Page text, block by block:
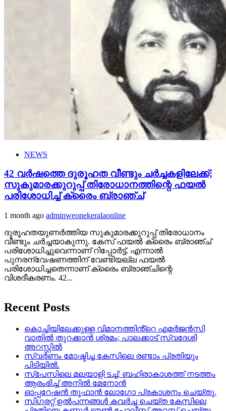
NEWS
42 വര്‍ഷത്തെ ദുരൂഹത വീണ്ടും ചര്‍ച്ചകളിലേക്ക്;
സുകുമാരക്കുറുപ്പ് തിരോധാനത്തിന്റെ ഫയല്‍
പരിശോധിച്ച് ക്രൈം ബ്രാഞ്ച്
1 month ago adminweonekeralaonline
ദുരൂഹതയുണര്‍ത്തിയ സുകുമാരക്കുറുപ്പ് തിരോധാനം
വീണ്ടും ചര്‍ച്ചയാകുന്നു. കേസ് ഫയല്‍ ക്രൈം ബ്രാഞ്ച്
പരിശോധിച്ചുവെന്നാണ് റിപ്പോര്‍ട്ട്. എന്നാല്‍
പുനരന്വേഷണത്തിന് വേണ്ടിയല്ല ഫയല്‍
പരിശോധിച്ചതെന്നാണ് ക്രൈം ബ്രാഞ്ചിന്റെ
വിശദീകരണം. 42...
Recent Posts
കൊച്ചിയിലേക്കുള്ള വിമാനത്തിൻ്റെ എമര്‍ജന്‍സി
വാതില്‍ തുറക്കാന്‍ ശ്രമം; പാലക്കാട് സ്വദേശി
അറസ്റ്റില്‍
സ്വർണം മോഷ്ടിച്ച കേസിലെ രണ്ടാം പ്രതിയും
പിടിയിൽ.
സ്‌പേസിലെ മലയാളി ടച്ച്; ബഹിരാകാശത്ത് നടത്തം
ആരംഭിച്ച് അനില്‍ മേനോന്‍
ഓപ്പറേഷൻ തൂഫാൻ ലോഗോ പ്രകാശനം ചെയ്തു.
സിഗരറ്റ് ഉൽപന്നങ്ങൾ കവർച്ച ചെയ്ത കേസിലെ